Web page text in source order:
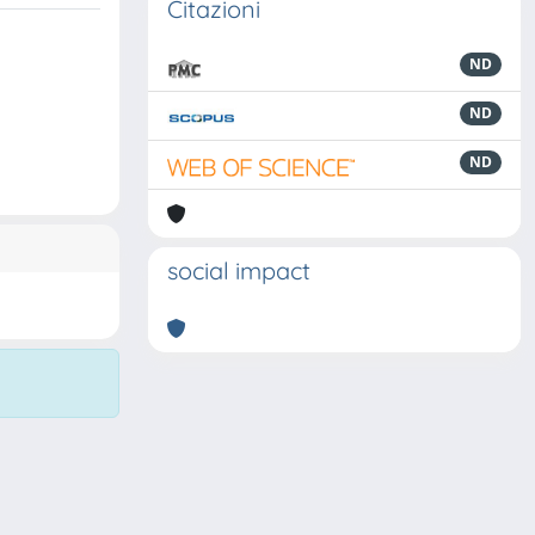
Citazioni
ND
ND
ND
social impact